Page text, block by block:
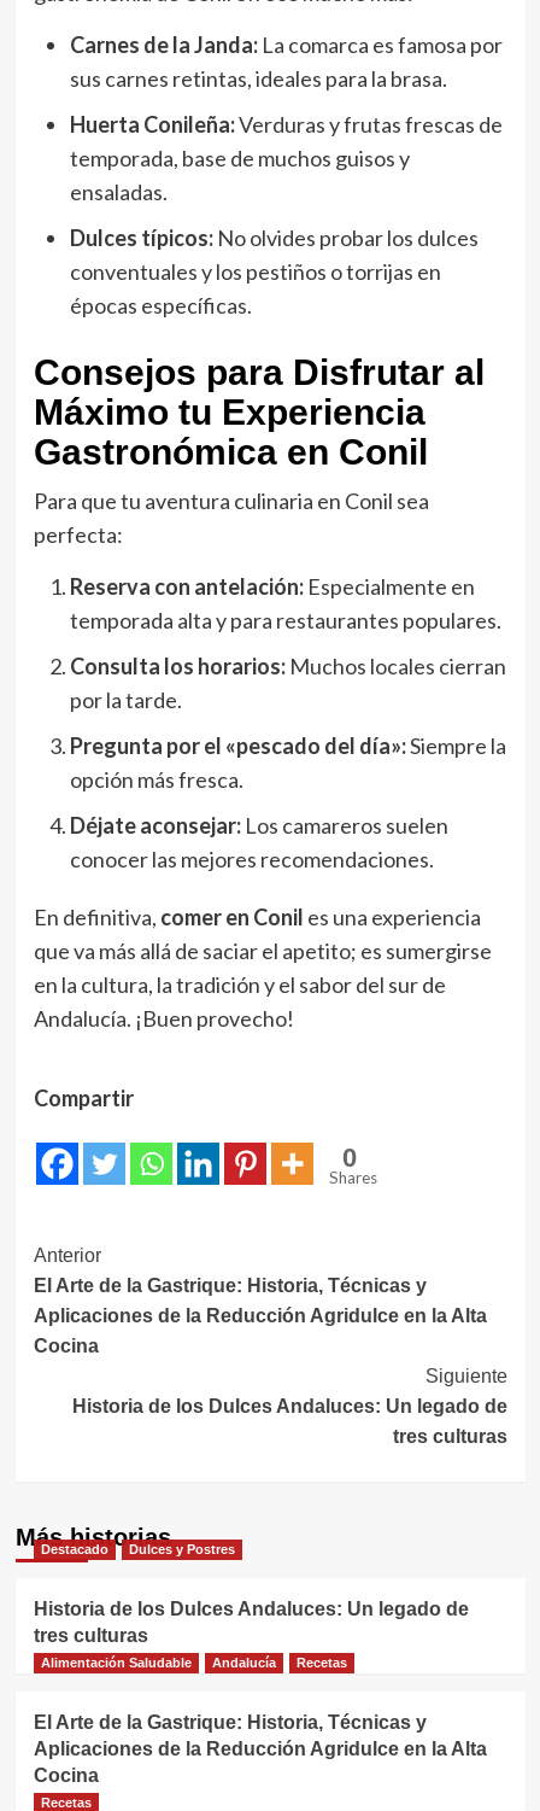
Carnes de la Janda:La comarca es famosa por
sus carnes retintas, ideales para la brasa.
Huerta Conileña:Verduras y frutas frescas de
temporada, base de muchos guisos y
ensaladas.
Dulces típicos:No olvides probar los dulces
conventuales y los pestiños o torrijas en
épocas específicas.
Consejos para Disfrutar al
Máximo tu Experiencia
Gastronómica en Conil
Para que tu aventura culinaria en Conil sea
perfecta:
Reserva con antelación:Especialmente en
temporada alta y para restaurantes populares.
Consulta los horarios:Muchos locales cierran
por la tarde.
Pregunta por el «pescado del día»:Siempre la
opción más fresca.
Déjate aconsejar:Los camareros suelen
conocer las mejores recomendaciones.
En definitiva, comer en Conil es una experiencia
que va más allá de saciar el apetito; es sumergirse
en la cultura, la tradición y el sabor del sur de
Andalucía. ¡Buen provecho!
Compartir
0
Shares
Navegación
de
entradas
Anterior
El Arte de la Gastrique: Historia, Técnicas y
Aplicaciones de la Reducción Agridulce en la Alta
Cocina
Siguiente
Historia de los Dulces Andaluces: Un legado de
tres culturas
Más historias
Destacado Dulces y Postres
Historia de los Dulces Andaluces: Un legado de
tres culturas
Alimentación Saludable Andalucía Recetas
El Arte de la Gastrique: Historia, Técnicas y
Aplicaciones de la Reducción Agridulce en la Alta
Cocina
Recetas